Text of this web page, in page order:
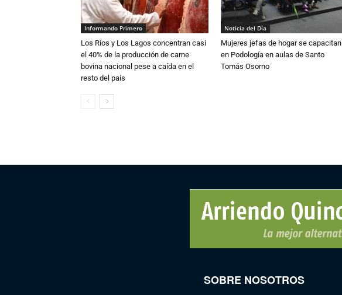
Informando Primero
Los Ríos y Los Lagos concentran casi
el 40% de la producción de carne
bovina nacional pese a caída en el
resto del país
Noticia del Día
Mujeres jefas de hogar se capacitan
en Podología en aulas de Santo
Tomás Osorno
SOBRE NOSOTROS